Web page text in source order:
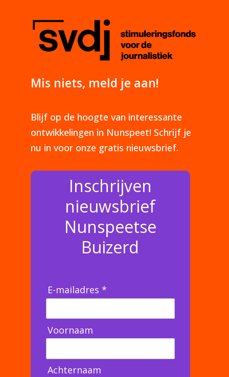
Mis niets, meld je aan!
Blijf op de hoogte van interessante
ontwikkelingen in Nunspeet! Schrijf je
nu in voor onze gratis nieuwsbrief.
Inschrijven
nieuwsbrief
Nunspeetse
Buizerd
E-mailadres *
Voornaam
Achternaam